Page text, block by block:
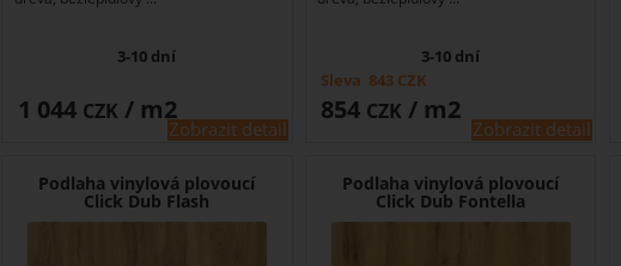
3-10 dní
Zobrazit detail
1 044 CZK / m2
3-10 dní
Zobrazit detail
854 CZK / m2
Sleva 843 CZK
Podlaha vinylová plovoucí
Click Dub Flash
Podlaha vinylová plovoucí
Click Dub Fontella